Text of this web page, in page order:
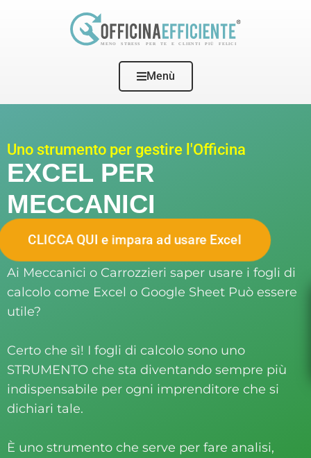
Menù
Uno strumento per gestire l'Officina
EXCEL PER
MECCANICI
CLICCA QUI e impara ad usare Excel
Ai Meccanici o Carrozzieri saper usare i fogli di
calcolo come Excel o Google Sheet Può essere
utile?
Certo che sì! I fogli di calcolo sono uno
STRUMENTO che sta diventando sempre più
indispensabile per ogni imprenditore che si
dichiari tale.
È uno strumento che serve per fare analisi,